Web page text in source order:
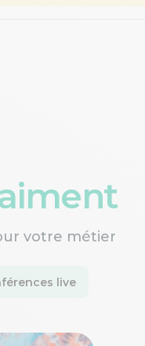
votre métier
live